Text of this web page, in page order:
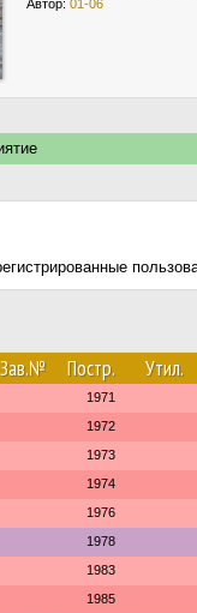
Автор: 01-06
Зав.№ Постр. Утил.
1971
1972
1973
1974
1976
1978
1983
1985